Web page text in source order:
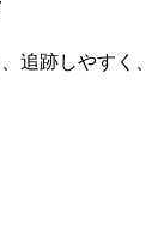
追跡しやすく、